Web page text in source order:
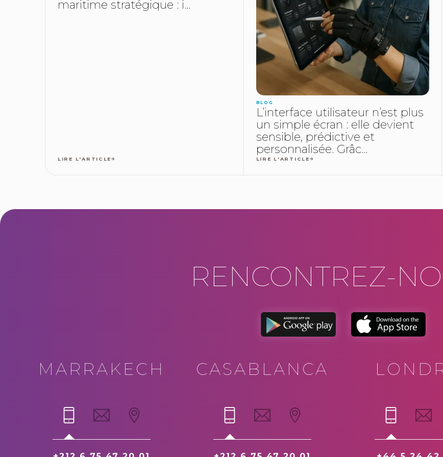
maritime stratégique : i...
LIRE L'ARTICLE
BLOG
L’interface utilisateur n’est plus
un simple écran : elle devient
sensible, prédictive et
personnalisée. Grâc...
LIRE L'ARTICLE
RENCONTREZ-
MARRAKECH CASABLANCA